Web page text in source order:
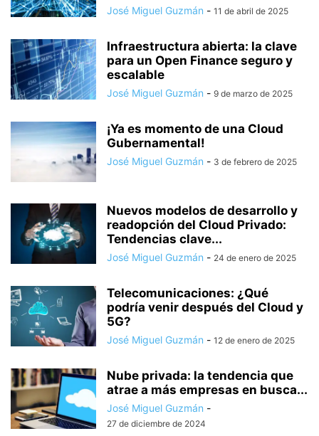
José Miguel Guzmán - 11 de abril de 2025
Infraestructura abierta: la clave
para un Open Finance seguro y
escalable
José Miguel Guzmán - 9 de marzo de 2025
¡Ya es momento de una Cloud
Gubernamental!
José Miguel Guzmán - 3 de febrero de 2025
Nuevos modelos de desarrollo y
readopción del Cloud Privado:
Tendencias clave...
José Miguel Guzmán - 24 de enero de 2025
Telecomunicaciones: ¿Qué
podría venir después del Cloud y
5G?
José Miguel Guzmán - 12 de enero de 2025
Nube privada: la tendencia que
atrae a más empresas en busca...
José Miguel Guzmán -
27 de diciembre de 2024